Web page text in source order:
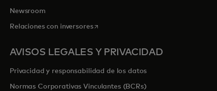
Newsroom
Relaciones con inversoresse abre en una pestaña nueva
AVISOS LEGALES Y PRIVACIDAD
Privacidad y responsabilidad de los datos
Normas Corporativas Vinculantes (BCRs)